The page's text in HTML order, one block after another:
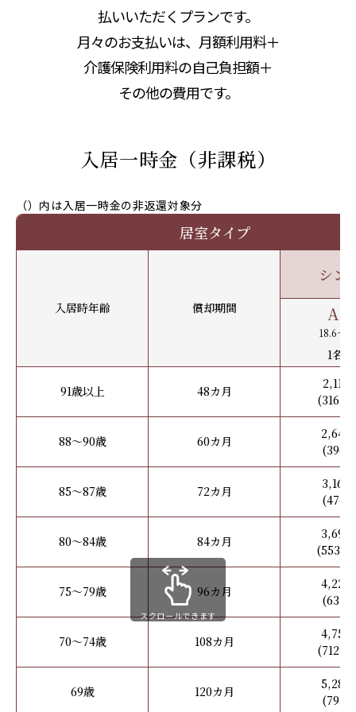
払いいただくプランです。
月々のお支払いは、月額利用料＋
介護保険利用料の自己負担額＋
その他の費用です。
入居一時金（非課税）
（）内は入居一時金の非返還対象分
居室タイプ
入居時年齢 償却期間
シン
A
18.6～
1名
91歳以上 48カ月
2,110
(316.5
88～90歳 60カ月
2,640
(396
85～87歳 72カ月
3,160
(474
80～84歳 84カ月
3,690
(553.5
75～79歳 96カ月
4,220
(633
70～74歳 108カ月
4,750
(712.5
69歳 120カ月
5,280
(792
スクロールできます